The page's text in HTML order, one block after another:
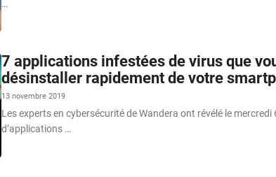
…
7 applications infestées de virus que
désinstaller rapidement de votre
13 novembre 2019
Les experts en cybersécurité de Wandera ont révélé le mercredi
d’applications …